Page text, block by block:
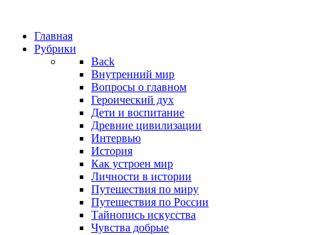
Главная
Рубрики
Back
Внутренний мир
Вопросы о главном
Героический дух
Дети и воспитание
Древние цивилизации
Интервью
История
Как устроен мир
Личности в истории
Путешествия по миру
Путешествия по России
Тайнопись искусства
Чувства добрые